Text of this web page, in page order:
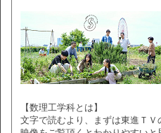
【数理工学科とは】
文字で読むより、まずは東進ＴＶ